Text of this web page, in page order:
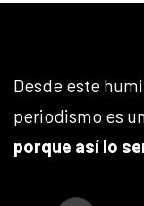
Desde este
periodismo es
porque así lo